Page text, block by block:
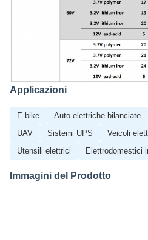
Applicazioni
E-bike Auto elettriche bilanciate
UAV
Sistemi UPS
Veicoli
Utensili elettrici
Elettrodomestici
Immagini del Prodotto